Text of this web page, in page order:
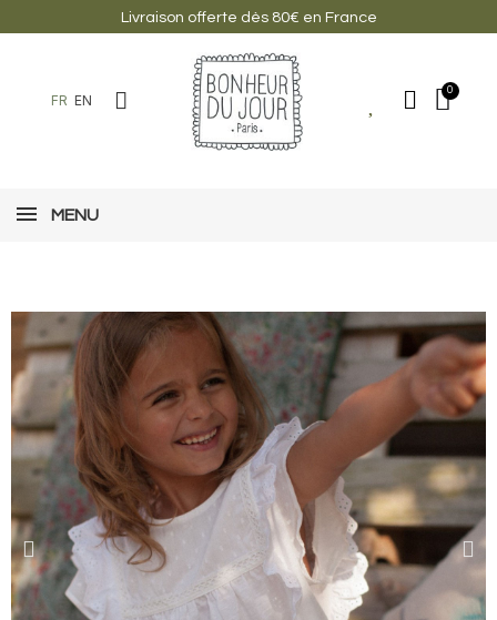
Livraison offerte dès 80€ en France
FR EN
MENU